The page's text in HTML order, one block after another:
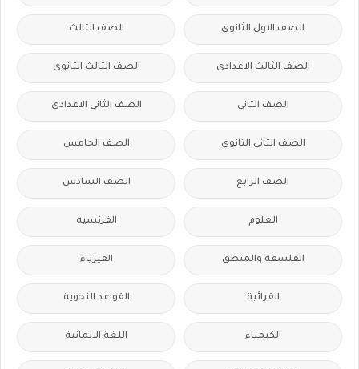
الصف الاول الثانوى الصف الثالث
الصف الثالث الاعدادى الصف الثالث الثانوى
الصف الثانى الصف الثانى الاعدادى
الصف الثانى الثانوى الصف الخامس
الصف الرابع الصف السادس
العلوم الفرنسيه
الفلسفة والمنطق الفيزياء
القرائية القواعد النحوية
الكيمياء اللغة الالمانية